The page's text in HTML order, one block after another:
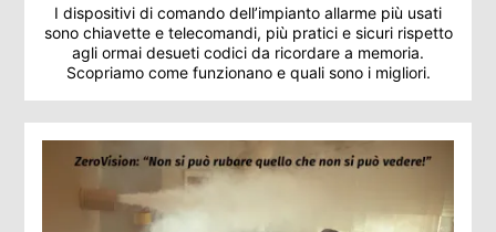
I dispositivi di comando dell’impianto allarme più usati
sono chiavette e telecomandi, più pratici e sicuri rispetto
agli ormai desueti codici da ricordare a memoria.
Scopriamo come funzionano e quali sono i migliori.